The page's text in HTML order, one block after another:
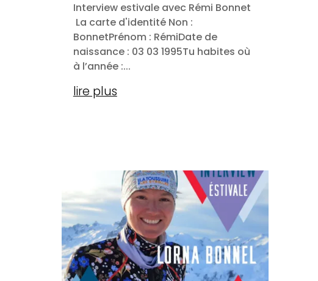
Interview estivale avec Rémi Bonnet
La carte d'identité Non : ​
BonnetPrénom : ​RémiDate de
naissance :​ 03 03 1995Tu habites où
à l’année :​...
lire plus